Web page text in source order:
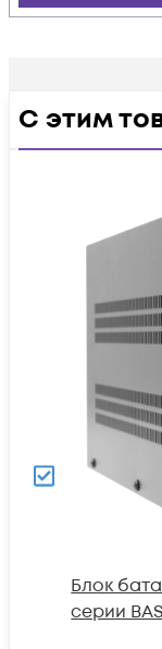
С этим
Блок
серии